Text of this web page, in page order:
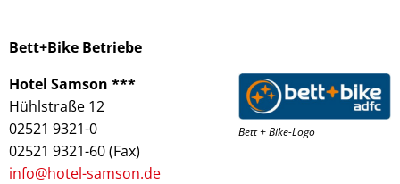
Bett+Bike Betriebe
Bett + Bike-Logo
Hotel Samson ***
Hühlstraße 12
02521 9321-0
02521 9321-60 (Fax)
info@hotel-samson.de